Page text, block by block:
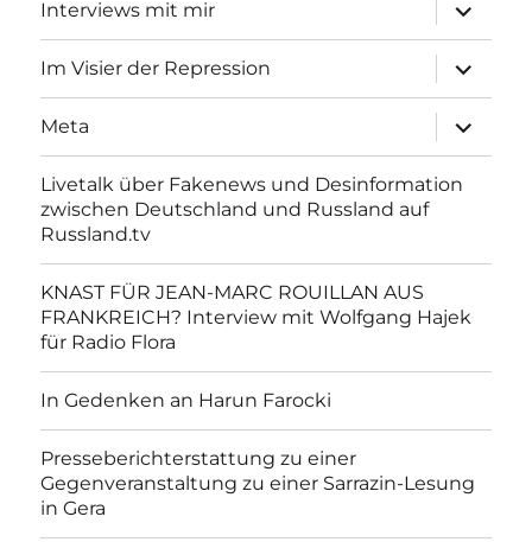
Interviews mit mir
anzeigen
Im Visier der Repression
anzeigen
Meta
anzeigen
Livetalk über Fakenews und Desinformation
zwischen Deutschland und Russland auf
Russland.tv
KNAST FÜR JEAN-MARC ROUILLAN AUS
FRANKREICH? Interview mit Wolfgang Hajek
für Radio Flora
In Gedenken an Harun Farocki
Presseberichterstattung zu einer
Gegenveranstaltung zu einer Sarrazin-Lesung
in Gera